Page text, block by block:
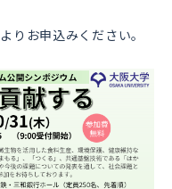
よりお申込みください。